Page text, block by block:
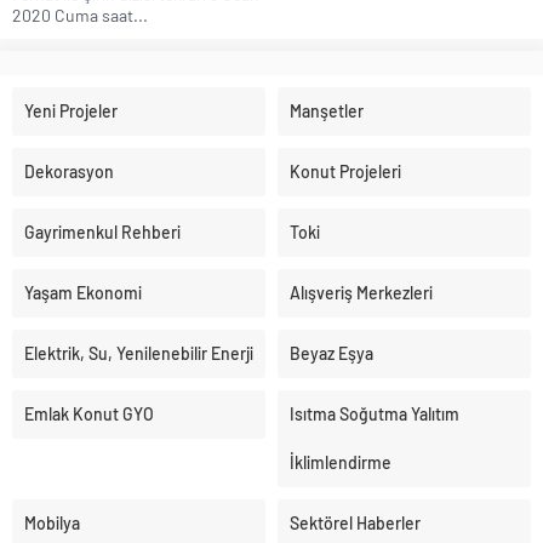
2020 Cuma saat...
Yeni Projeler Manşetler
Dekorasyon Konut Projeleri
Gayrimenkul Rehberi Toki
Yaşam Ekonomi Alışveriş Merkezleri
Elektrik, Su, Yenilenebilir Enerji Beyaz Eşya
Emlak Konut GYO Isıtma Soğutma Yalıtım
İklimlendirme
Mobilya Sektörel Haberler